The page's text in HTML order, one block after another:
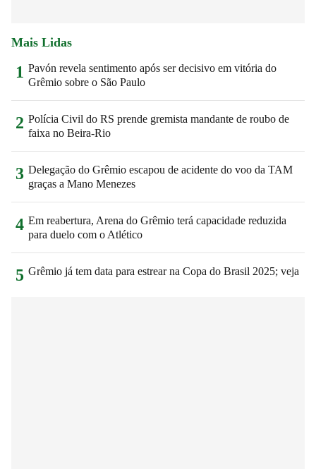
Mais Lidas
1 Pavón revela sentimento após ser decisivo em vitória do
Grêmio sobre o São Paulo
2 Polícia Civil do RS prende gremista mandante de roubo de
faixa no Beira-Rio
3 Delegação do Grêmio escapou de acidente do voo da TAM
graças a Mano Menezes
4 Em reabertura, Arena do Grêmio terá capacidade reduzida
para duelo com o Atlético
5 Grêmio já tem data para estrear na Copa do Brasil 2025; veja